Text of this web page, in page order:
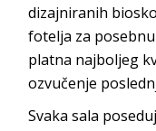
dizajniranih
fotelja za
platna najboljeg
ozvučenje
Svaka sala